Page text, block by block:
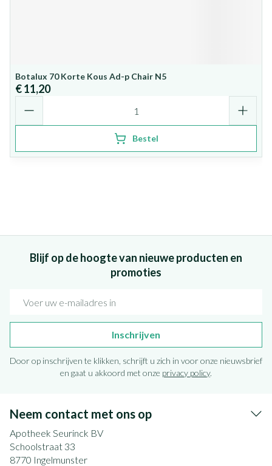
Botalux 70 Korte Kous Ad-p Chair N5
€ 11,20
Bestel
Blijf op de hoogte van nieuwe producten en
promoties
Inschrijven
Door op inschrijven te klikken, schrijft u zich in voor onze nieuwsbrief
en gaat u akkoord met onze privacy policy.
Neem contact met ons op
Apotheek Seurinck BV
Schoolstraat 33
8770 Ingelmunster